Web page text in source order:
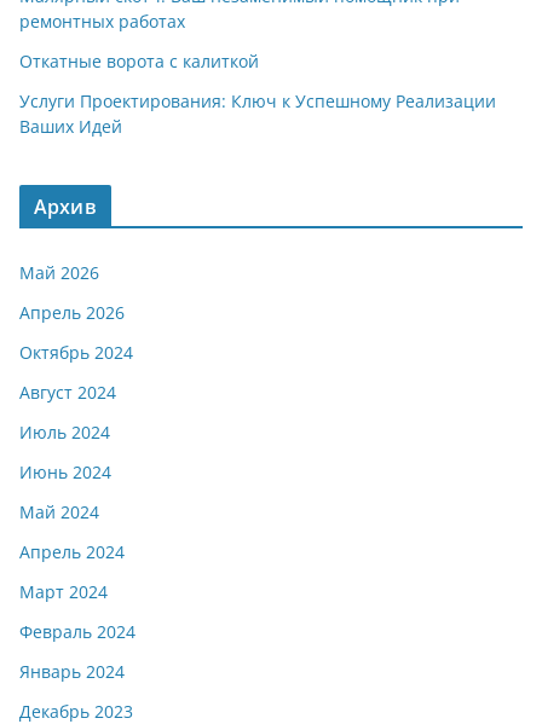
ремонтных работах
Откатные ворота с калиткой
Услуги Проектирования: Ключ к Успешному Реализации
Ваших Идей
Архив
Май 2026
Апрель 2026
Октябрь 2024
Август 2024
Июль 2024
Июнь 2024
Май 2024
Апрель 2024
Март 2024
Февраль 2024
Январь 2024
Декабрь 2023